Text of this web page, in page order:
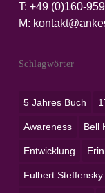
T: +49 (0)160-
M:
Schlagwörter
5 Jahres Buch
Awareness Bell
Entwicklung
Fulbert Steffensky